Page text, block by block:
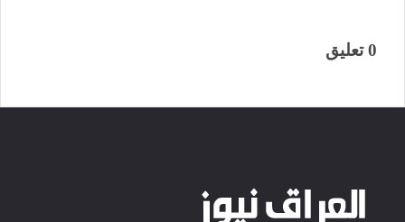
0 تعليق